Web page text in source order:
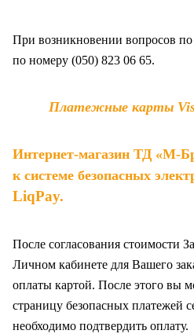
При возникновении вопросов по
по номеру (050) 823 06 65.
Платежные карты
Интернет-магазин ТД «М-
к системе безопасных
LiqPay.
После согласования стоимости
Личном кабинете для Вашего
оплаты картой. После этого вы
страницу безопасных платежей
необходимо подтвердить оплату.